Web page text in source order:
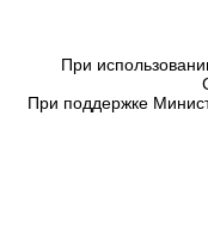
При
При поддержке